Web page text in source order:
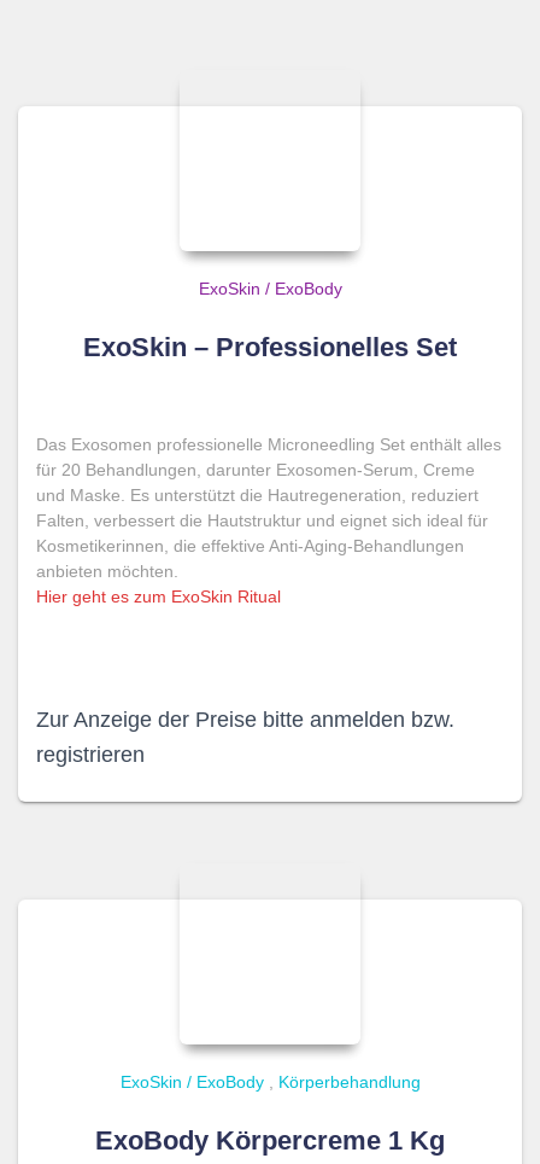
ExoSkin / ExoBody
ExoSkin – Professionelles Set
Das Exosomen professionelle Microneedling Set enthält alles
für 20 Behandlungen, darunter Exosomen-Serum, Creme
und Maske. Es unterstützt die Hautregeneration, reduziert
Falten, verbessert die Hautstruktur und eignet sich ideal für
Kosmetikerinnen, die effektive Anti-Aging-Behandlungen
anbieten möchten.
Hier geht es zum ExoSkin Ritual
Zur Anzeige der Preise bitte anmelden bzw.
registrieren
ExoSkin / ExoBody, Körperbehandlung
ExoBody Körpercreme 1 Kg